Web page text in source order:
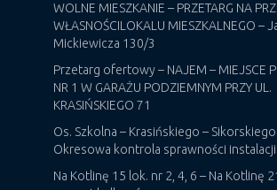
WOLNE MIESZKANIE – PRZETARG NA
WŁASNOŚCILOKALU MIESZKALNEGO –
Mickiewicza 130/3
Przetarg ofertowy – NAJEM – MIEJSCE
NR 1 W GARAŻU PODZIEMNYM PRZY UL.
KRASIŃSKIEGO 71
Os. Szkolna – Krasińskiego –
Okresowa kontrola sprawności
Na Kotlinę 15 lok. nr 2, 4, 6 – Na Kotlinę